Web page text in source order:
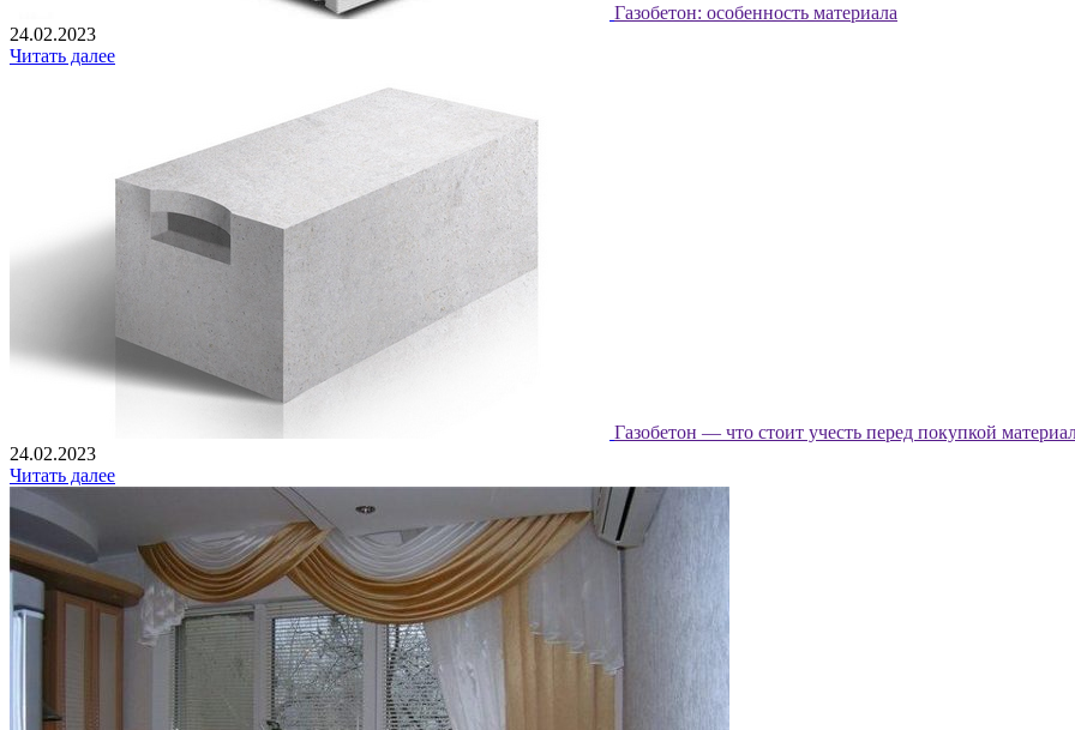
Газобетон: особенность материала
24.02.2023
Читать далее
Газобетон — что стоит учесть перед покупкой
24.02.2023
Читать далее